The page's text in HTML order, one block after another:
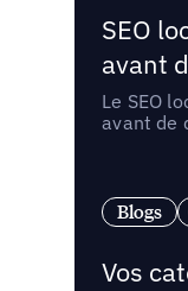
SEO
avant
Le SEO
avant de
Blogs
Vos